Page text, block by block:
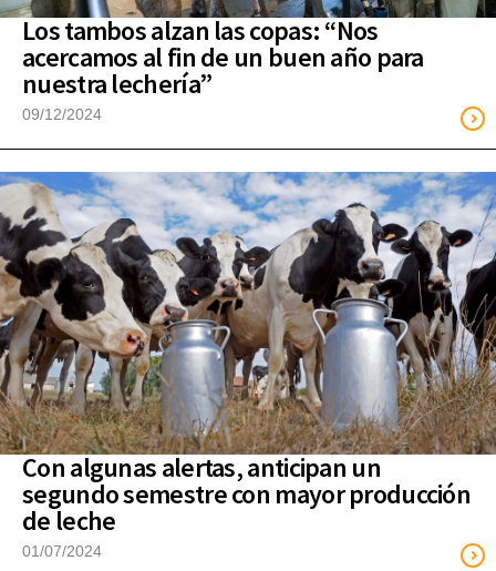
Los tambos alzan las copas: “Nos
acercamos al fin de un buen año para
nuestra lechería”
09/12/2024
Con algunas alertas, anticipan un
segundo semestre con mayor producción
de leche
01/07/2024